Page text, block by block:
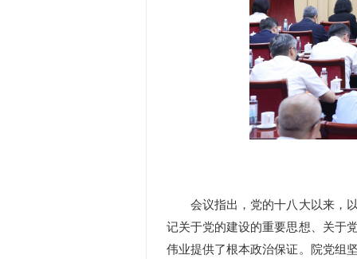
会议指出，党的十八大以来，
记关于党的建设的重要思想、关于
伟业提供了根本政治保证。院党组